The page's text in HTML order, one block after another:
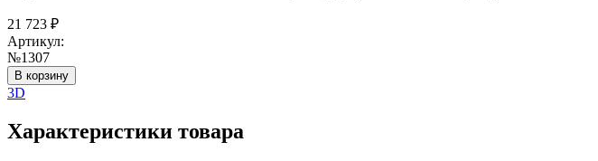
21 723 ₽
Артикул:
№1307
В корзину
3D
Характеристики товара